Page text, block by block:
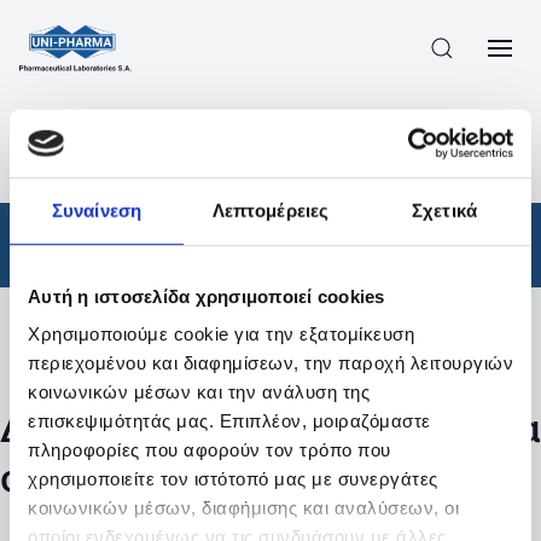
Συναίνεση Λεπτομέρειες Σχετικά
Αυτή η ιστοσελίδα χρησιμοποιεί cookies
Χρησιμοποιούμε cookie για την εξατομίκευση
περιεχομένου και διαφημίσεων, την παροχή λειτουργιών
κοινωνικών μέσων και την ανάλυση της
επισκεψιμότητάς μας. Επιπλέον, μοιραζόμαστε
πληροφορίες που αφορούν τον τρόπο που
χρησιμοποιείτε τον ιστότοπό μας με συνεργάτες
κοινωνικών μέσων, διαφήμισης και αναλύσεων, οι
οποίοι ενδεχομένως να τις συνδυάσουν με άλλες
ΠΡΟΪΟΝΤΑ ΣΥΝΤΑΓΟΓΡΑΦΟΎΜΕΝΑ
/
ΑΠΟΤΕΛΕΣΜΑΤΑ ΑΝΑΖΗΤΗΣΗΣ
Φάρμακα / Συνταγογραφούμενα
Φίλτρα
Δεν βρέθηκαν προϊόντα με τα
συγκεκριμένα φίλτρα